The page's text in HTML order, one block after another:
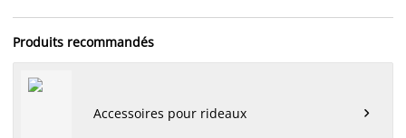
Produits recommandés
Accessoires pour rideaux 